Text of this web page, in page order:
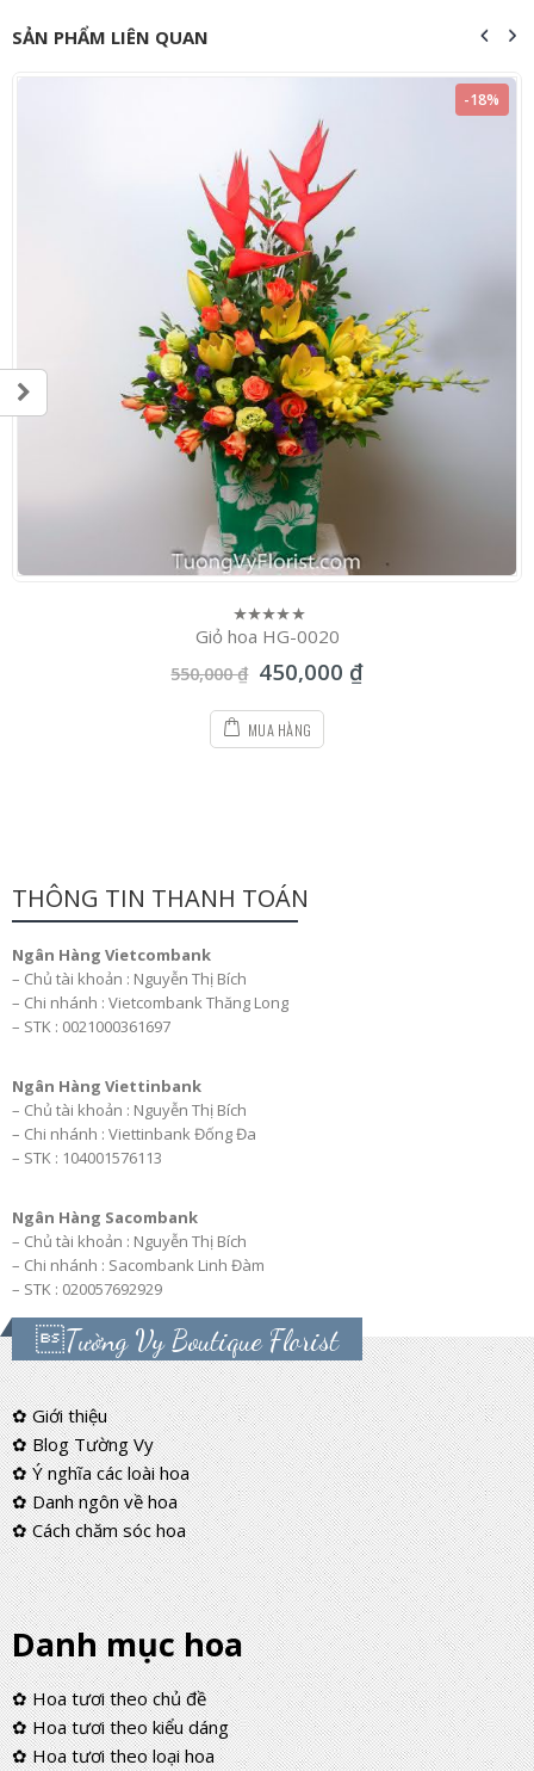
SẢN PHẨM LIÊN QUAN
-18%
0
of
5
Giỏ hoa HG-0020
550,000₫ 450,000 ₫
MUA HÀNG
THÔNG TIN THANH TOÁN
Ngân Hàng Vietcombank
– Chủ tài khoản : Nguyễn Thị Bích
– Chi nhánh : Vietcombank Thăng Long
– STK : 0021000361697
Ngân Hàng Viettinbank
– Chủ tài khoản : Nguyễn Thị Bích
– Chi nhánh : Viettinbank Đống Đa
– STK : 104001576113
Ngân Hàng Sacombank
– Chủ tài khoản : Nguyễn Thị Bích
– Chi nhánh : Sacombank Linh Đàm
– STK : 020057692929
Tường Vy Boutique Florist
✿ Giới thiệu
✿ Blog Tường Vy
✿ Ý nghĩa các loài hoa
✿ Danh ngôn về hoa
✿ Cách chăm sóc hoa
Danh mục hoa
✿ Hoa tươi theo chủ đề
✿ Hoa tươi theo kiểu dáng
✿ Hoa tươi theo loại hoa